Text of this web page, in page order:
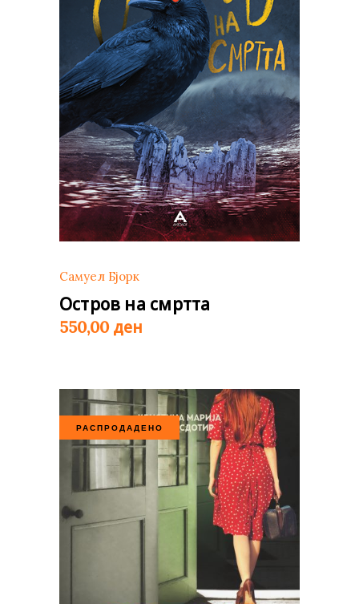
Самуел Бјорк
Остров на смртта
550,00 ден
РАСПРОДАДЕНО